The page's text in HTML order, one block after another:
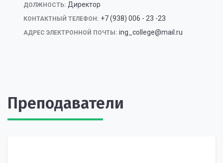
ДОЛЖНОСТЬ: Директор
КОНТАКТНЫЙ ТЕЛЕФОН: +7 (938) 006 - 23 -23
АДРЕС ЭЛЕКТРОННОЙ ПОЧТЫ: ing_college@mail.ru
Преподаватели